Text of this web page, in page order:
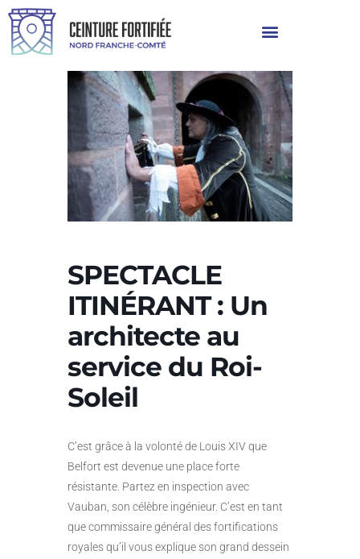
SPECTACLE
ITINÉRANT : Un
architecte au
service du Roi-
Soleil
C’est grâce à la volonté de Louis XIV que
Belfort est devenue une place forte
résistante. Partez en inspection avec
Vauban, son célèbre ingénieur. C’est en tant
que commissaire général des fortifications
royales qu’il vous explique son grand dessein